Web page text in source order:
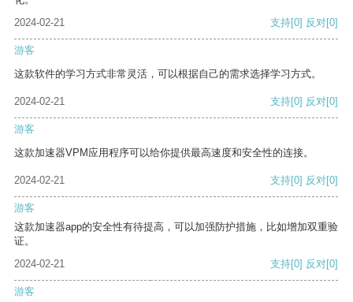
2024-02-21
支持[0] 反对[0]
游客
这款软件的学习方式非常灵活，可以根据自己的需求选择学习方式。
2024-02-21 支持[0] 反对[0]
游客
这款加速器VPM应用程序可以给你提供最高速度和安全性的连接。
2024-02-21 支持[0] 反对[0]
游客
这款加速器app的安全性有待提高，可以加强防护措施，比如增加双重验
证。
2024-02-21
支持[0] 反对[0]
游客